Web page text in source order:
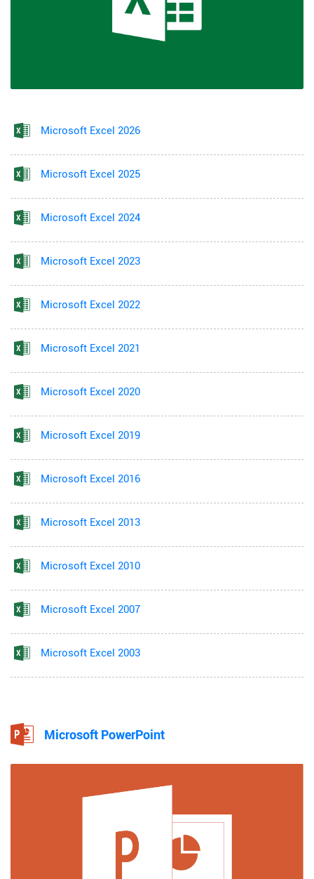
Microsoft Excel 2026
Microsoft Excel 2025
Microsoft Excel 2024
Microsoft Excel 2023
Microsoft Excel 2022
Microsoft Excel 2021
Microsoft Excel 2020
Microsoft Excel 2019
Microsoft Excel 2016
Microsoft Excel 2013
Microsoft Excel 2010
Microsoft Excel 2007
Microsoft Excel 2003
Microsoft PowerPoint